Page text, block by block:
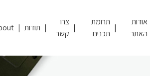
אודות
האתר
תרומת
תכנים
צרו
קשר
תודות